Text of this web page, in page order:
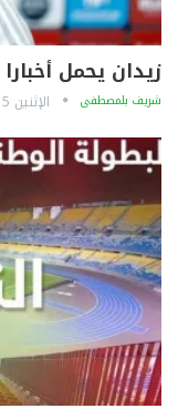
زيدان يحمل
شريف بلمصطفى الإثنين 5 مارس 2018 - 17:00